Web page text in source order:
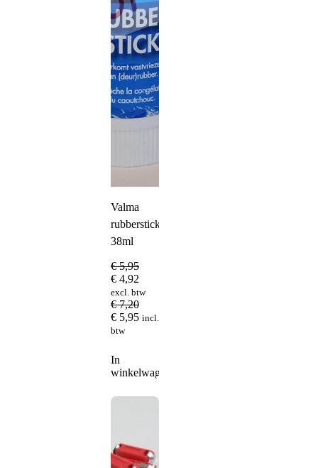
Valma
rubberstick
38ml
€5,95
€ 4,92
excl. btw
€7,20
€ 5,95 incl.
btw
In
winkelwagen